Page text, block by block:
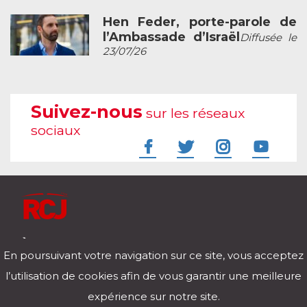
Hen Feder, porte-parole de
l’Ambassade d’Israël Diffusée le
23/07/26
Suivez-nous sur les réseaux
sociaux
Télécharger notre application pour iOs et Android
En poursuivant votre navigation sur ce site, vous acceptez
l’utilisation de cookies afin de vous garantir une meilleure
expérience sur notre site.